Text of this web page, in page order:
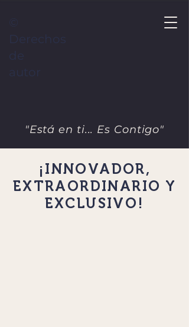
"Está en ti... Es Contigo"
©
Derechos
de
autor
¡INNOVADOR,
EXTRAORDINARIO Y
EXCLUSIVO!